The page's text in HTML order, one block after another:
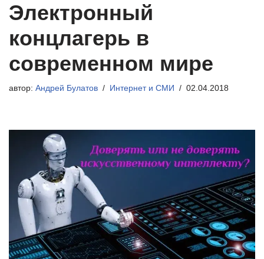
Электронный
концлагерь в
современном мире
автор: Андрей Булатов Интернет и СМИ 02.04.2018